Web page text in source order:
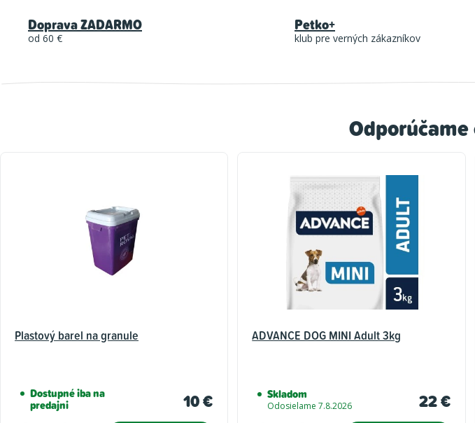
Plastový barel na granule
Dostupné iba na
predajni 10 €
ADVANCE DOG MINI Adult 3kg
Skladom
Odosielame 7.8.2026 22 €
Doprava ZADARMO
od 60 €
Petko+
klub pre verných zákazníkov